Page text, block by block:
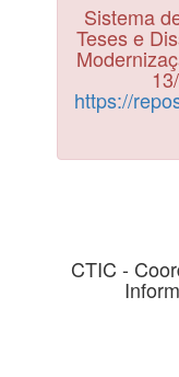
Sistema
Teses e
https://
CTIC -